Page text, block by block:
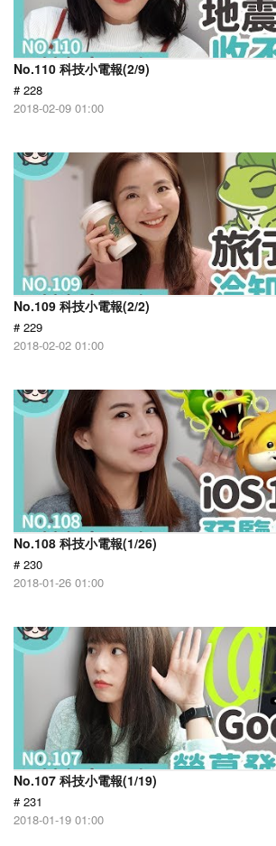
No.110 科技小電報(2/9)
# 228
2018-02-09 01:00
No.109 科技小電報(2/2)
# 229
2018-02-02 01:00
No.108 科技小電報(1/26)
# 230
2018-01-26 01:00
No.107 科技小電報(1/19)
# 231
2018-01-19 01:00